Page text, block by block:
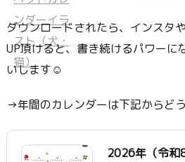
ダウンロードされたら、インスタ
UP頂けると、書き続けるパワーに
いします☺
→年間のカレンダーは下記からど
2026年（令和